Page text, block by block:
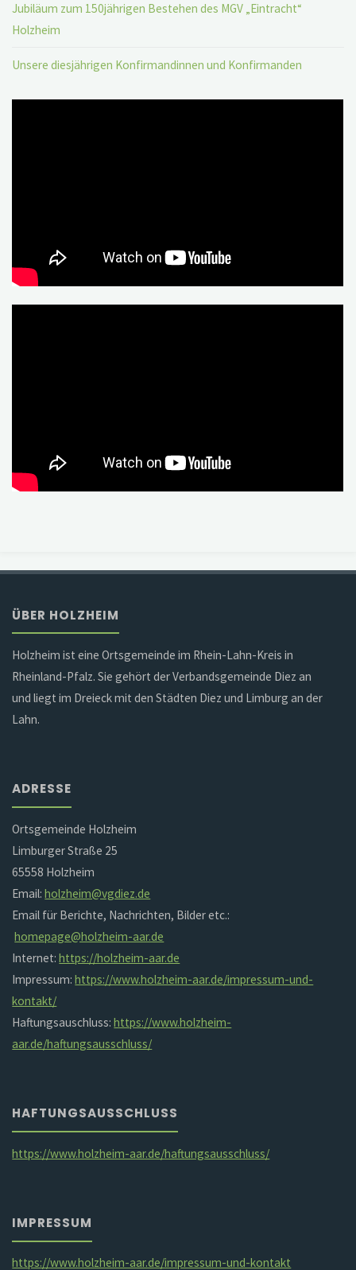
Jubiläum zum 150jährigen Bestehen des MGV „Eintracht“
Holzheim
Unsere diesjährigen Konfirmandinnen und Konfirmanden
ÜBER HOLZHEIM
Holzheim ist eine Ortsgemeinde im Rhein-Lahn-Kreis in
Rheinland-Pfalz. Sie gehört der Verbandsgemeinde Diez an
und liegt im Dreieck mit den Städten Diez und Limburg an der
Lahn.
ADRESSE
Ortsgemeinde Holzheim
Limburger Straße 25
65558 Holzheim
Email:holzheim@vgdiez.de
Email für Berichte, Nachrichten, Bilder etc.:
homepage@holzheim-aar.de
Internet:https://holzheim-aar.de
Impressum:https://www.holzheim-aar.de/impressum-und-
kontakt/
Haftungsauschluss:https://www.holzheim-
aar.de/haftungsausschluss/
HAFTUNGSAUSSCHLUSS
https://www.holzheim-aar.de/haftungsausschluss/
IMPRESSUM
https://www.holzheim-aar.de/impressum-und-kontakt